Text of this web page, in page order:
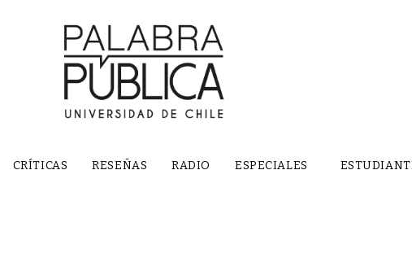
CRÍTICAS RESEÑAS RADIO ESPECIALES